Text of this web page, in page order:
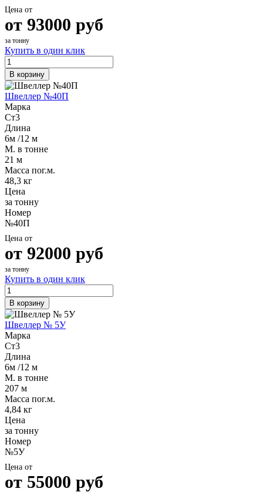
Цена от
от 93000 руб
за тонну
Купить в один клик
В корзину
Швеллер №40П
Марка
Ст3
Длина
6м /12 м
М. в тонне
21 м
Масса пог.м.
48,3 кг
Цена
за тонну
Номер
№40П
Цена от
от 92000 руб
за тонну
Купить в один клик
В корзину
Швеллер № 5У
Марка
Ст3
Длина
6м /12 м
М. в тонне
207 м
Масса пог.м.
4,84 кг
Цена
за тонну
Номер
№5У
Цена от
от 55000 руб